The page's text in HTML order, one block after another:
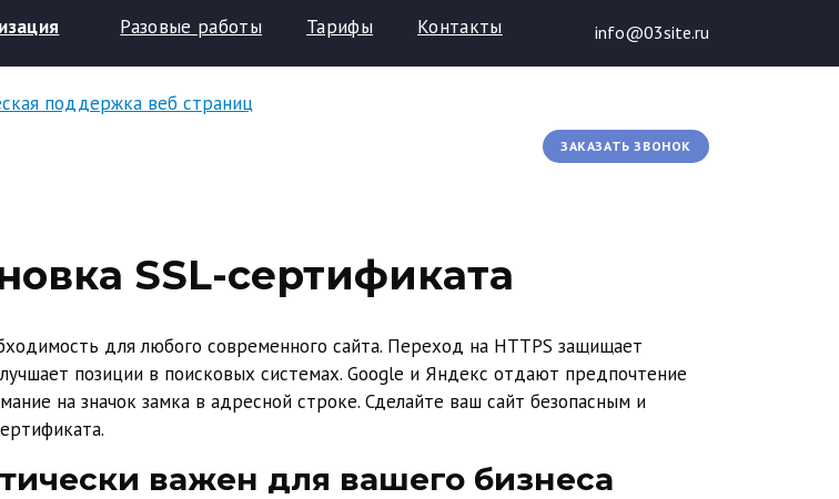
Разовые работы Тарифы Контакты info@03site.ru
ЗАКАЗАТЬ ЗВОНОК
SSL-сертификата
для любого современного сайта. Переход на HTTPS защищает
позиции в поисковых системах. Google и Яндекс отдают предпочтение
на значок замка в адресной строке. Сделайте ваш сайт безопасным и
важен для вашего бизнеса